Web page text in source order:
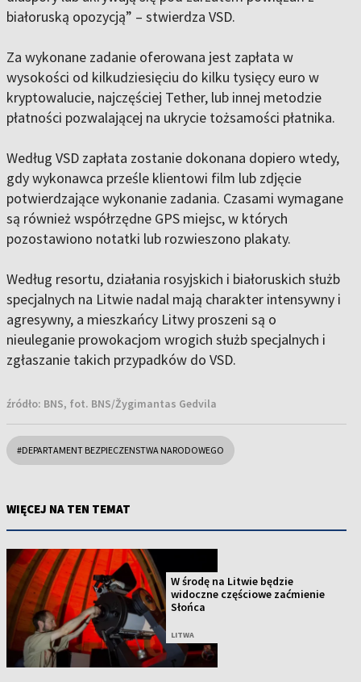
białoruską opozycją” – stwierdza VSD.
Za wykonane zadanie oferowana jest zapłata w
wysokości od kilkudziesięciu do kilku tysięcy euro w
kryptowalucie, najczęściej Tether, lub innej metodzie
płatności pozwalającej na ukrycie tożsamości płatnika.
Według VSD zapłata zostanie dokonana dopiero wtedy,
gdy wykonawca prześle klientowi film lub zdjęcie
potwierdzające wykonanie zadania. Czasami wymagane
są również współrzędne GPS miejsc, w których
pozostawiono notatki lub rozwieszono plakaty.
Według resortu, działania rosyjskich i białoruskich służb
specjalnych na Litwie nadal mają charakter intensywny i
agresywny, a mieszkańcy Litwy proszeni są o
nieuleganie prowokacjom wrogich służb specjalnych i
zgłaszanie takich przypadków do VSD.
źródło: BNS, fot. BNS/Žygimantas Gedvila
#DEPARTAMENT BEZPIECZENSTWA NARODOWEGO
WIĘCEJ NA TEN TEMAT
W środę na Litwie będzie
widoczne częściowe zaćmienie
Słońca
LITWA